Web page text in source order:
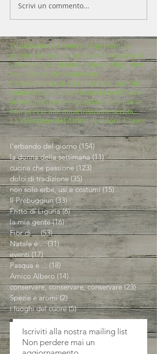
Scrivi un commento...
Tutte le foto e i contenuti presenti in
questo sito sono di proprietà esclusiva di
Lella Canepa, titolare i questo blog, dove
non altrimenti comunicato.
È vietato l'uso, la riproduzione, per fini
commerciali e non, vietata la modifica e
la manipolazione e qualsiasi altro uso se
non previa mia autorizzazione scritta.
La violazione del diritto di autore è reato
l'erbando del giorno (154) 154 post
la donna della settimana (11)11 post
cucina che passione (123) 123 post
dolci di tradizione (35) 35 post
non solo erbe, usi e costumi (15)15 post
Il Prebuggiun (33) 33 post
Fritto di Liguria (6)6 post
la mia gente (16)16 post
Fior di ... (53)53 post
Natale è ... (31)31 post
eventi (17)17 post
Pasqua è ... (18) 18 post
Amico Albero (14) 14 post
conservare, conservare, conservare (23)23 post
Spezie e aromi (2)2 post
i luoghi del cuore (5)5 post
Iscriviti alla nostra mailing list
Non perdere mai un